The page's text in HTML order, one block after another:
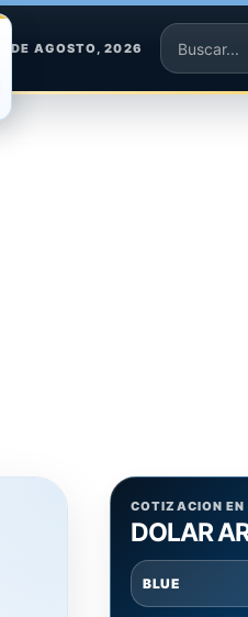
DE AGOSTO, 2026
Buscar
COTIZACION
DOLAR
BLUE